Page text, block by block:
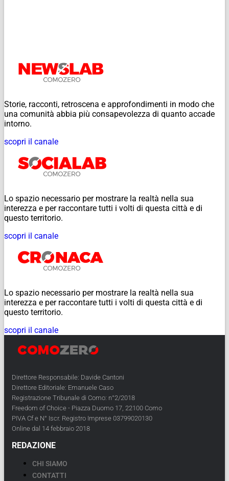
Storie, racconti, retroscena e approfondimenti in modo che
una comunità abbia più consapevolezza di quanto accade
intorno.
scopri il canale
Lo spazio necessario per mostrare la realtà nella sua
interezza e per raccontare tutti i volti di questa città e di
questo territorio.
scopri il canale
Lo spazio necessario per mostrare la realtà nella sua
interezza e per raccontare tutti i volti di questa città e di
questo territorio.
scopri il canale
Direttore Responsabile: Davide Cantoni
Direttore Editoriale: Emanuele Caso
Registrazione Tribunale di Como: n°2/2018
Freedom of Choice - Piazza Duomo 17, 22100 Como
PIVA Cf e N° Iscr. Registro Imprese 03799020130
Online dal 14 febbraio 2018
REDAZIONE
CHI SIAMO
CONTATTI